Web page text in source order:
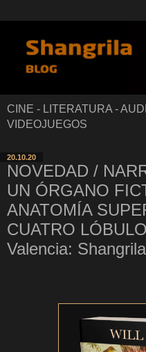
CINE - LITERATURA -
VIDEOJUEGOS
20.10.20
NOVEDAD /
UN ÓRGANO
ANATOMÍA
CUATRO
Valencia: